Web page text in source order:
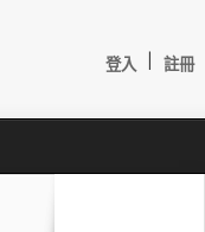
登入 註冊